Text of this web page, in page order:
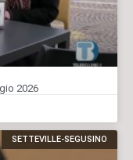
2026
SETTEVILLE-SEGUSINO